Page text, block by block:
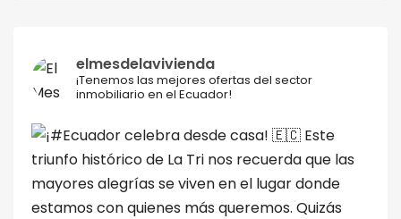
elmesdelavivienda
¡Tenemos las mejores ofertas del sector
inmobiliario en el Ecuador!